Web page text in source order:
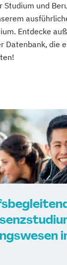
Sozial-
Supply Chain
Systems
Studium und
Entdecke
Datenbank, die